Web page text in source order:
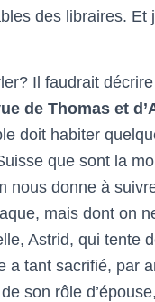
des libraires.
Il faudrait
de Thomas et
doit habiter
que sont la
nous donne à
mais dont on
Astrid, qui tente
a tant sacrifié, par
son rôle